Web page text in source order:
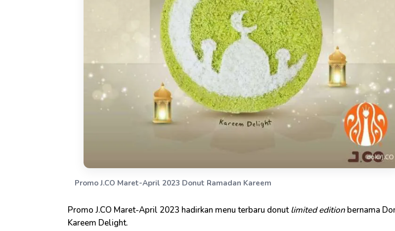
Promo J.CO Maret-April 2023 Donut Ramadan Kareem
Promo J.CO Maret-April 2023 hadirkan menu terbaru donutlimited edition bernama
Kareem Delight.